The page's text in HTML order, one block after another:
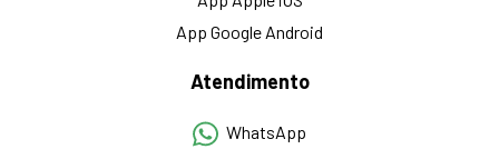
App Google Android
Atendimento
WhatsApp